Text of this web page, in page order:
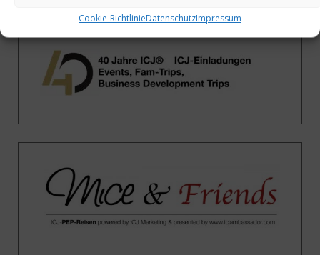
Cookie-RichtlinieDatenschutzImpressum